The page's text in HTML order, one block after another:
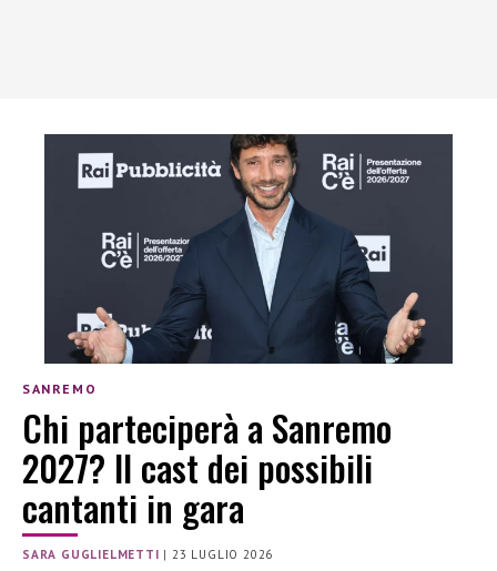
SANREMO
Chi parteciperà a Sanremo
2027? Il cast dei possibili
cantanti in gara
SARA GUGLIELMETTI |23 LUGLIO 2026